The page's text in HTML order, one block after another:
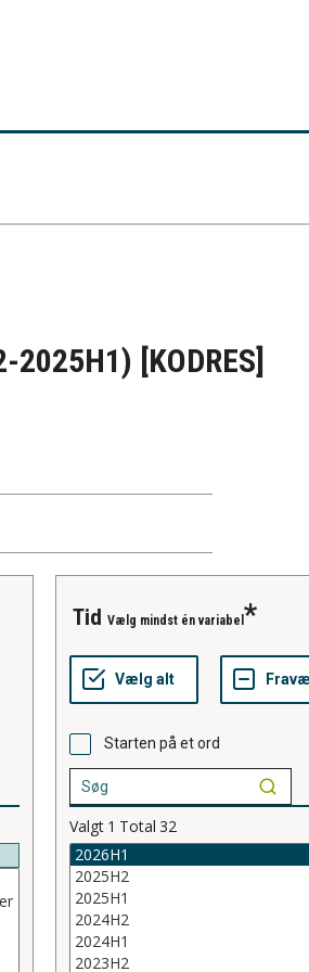
2025H1) [KODRES]
tid Vælg mindst én variabel
Starten på et ord
Valgt 1 Total 32